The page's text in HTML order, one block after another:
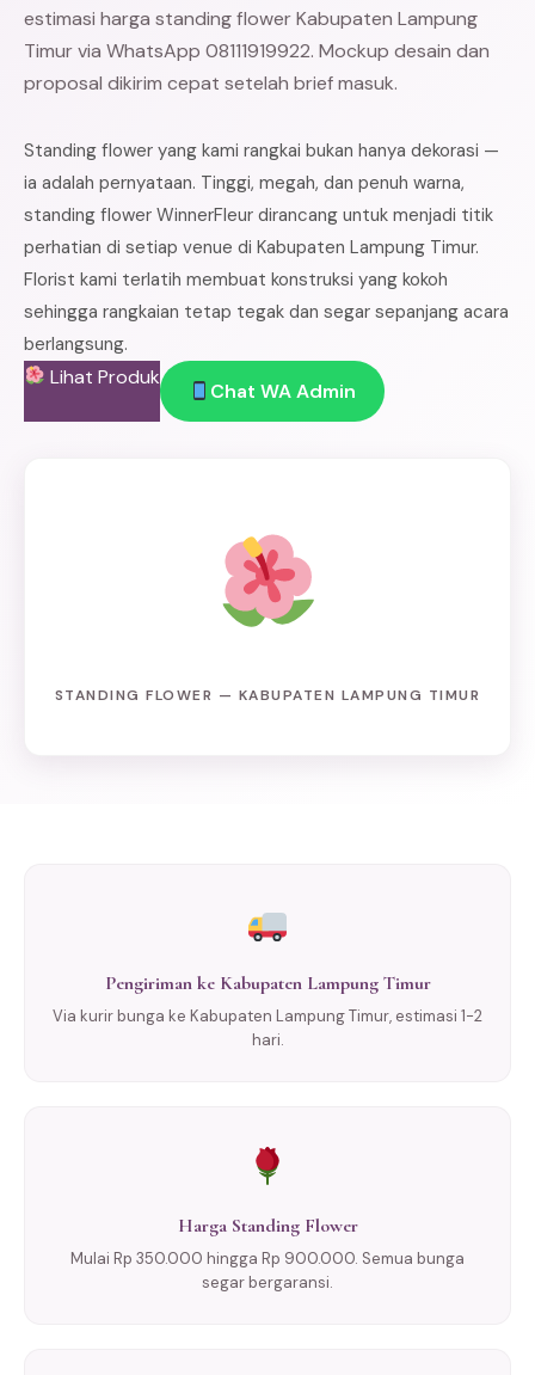
estimasi harga standing flower Kabupaten Lampung
Timur via WhatsApp 08111919922. Mockup desain dan
proposal dikirim cepat setelah brief masuk.
Standing flower yang kami rangkai bukan hanya dekorasi —
ia adalah pernyataan. Tinggi, megah, dan penuh warna,
standing flower WinnerFleur dirancang untuk menjadi titik
perhatian di setiap venue di Kabupaten Lampung Timur.
Florist kami terlatih membuat konstruksi yang kokoh
sehingga rangkaian tetap tegak dan segar sepanjang acara
berlangsung.
Lihat Produk
Chat WA Admin
STANDING FLOWER — KABUPATEN LAMPUNG TIMUR
Pengiriman ke Kabupaten Lampung Timur
Via kurir bunga ke Kabupaten Lampung Timur, estimasi 1-2
hari.
Harga Standing Flower
Mulai Rp 350.000 hingga Rp 900.000. Semua bunga
segar bergaransi.